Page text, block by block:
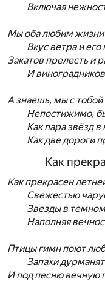
Включая
Мы оба любим жизни
Вкус ветра и
Закатов прелесть и
И
А знаешь, мы с
Непостижимо,
Как пара звёзд
Как две дороги
Как
Как прекрасен
Свежестью
Звезды в темном
Наполняя
Птицы гимн поют
Запахи
И под песню вечную